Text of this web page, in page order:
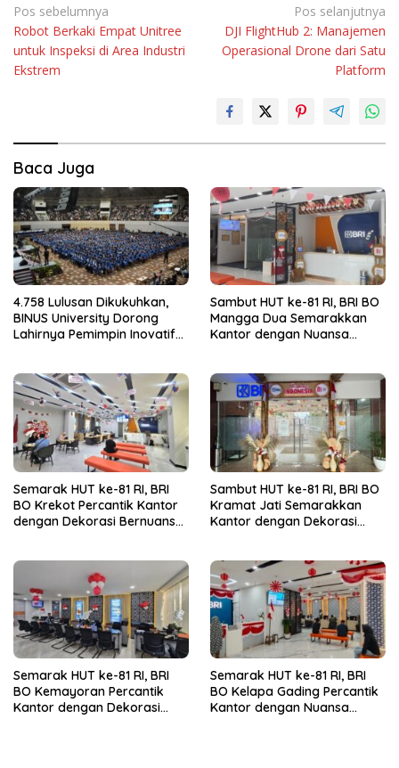
Navigasi
pos
Pos sebelumnya
Robot Berkaki Empat Unitree
untuk Inspeksi di Area Industri
Ekstrem
Pos selanjutnya
DJI FlightHub 2: Manajemen
Operasional Drone dari Satu
Platform
Baca Juga
4.758 Lulusan Dikukuhkan,
BINUS University Dorong
Lahirnya Pemimpin Inovatif
Sambut HUT ke-81 RI, BRI BO
Mangga Dua Semarakkan
Kantor dengan Nuansa
Semarak HUT ke-81 RI, BRI
BO Krekot Percantik Kantor
dengan Dekorasi Bernuansa
Sambut HUT ke-81 RI, BRI BO
Kramat Jati Semarakkan
Kantor dengan Dekorasi
Semarak HUT ke-81 RI, BRI
BO Kemayoran Percantik
Kantor dengan Dekorasi
Semarak HUT ke-81 RI, BRI
BO Kelapa Gading Percantik
Kantor dengan Nuansa